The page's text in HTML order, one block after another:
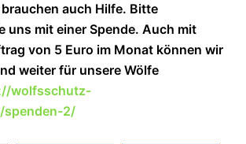
auch Hilfe. Bitte
uns mit einer Spende. Auch mit
von 5 Euro im Monat können wir
weiter für unsere Wölfe
wolfsschutz-
spenden-2/